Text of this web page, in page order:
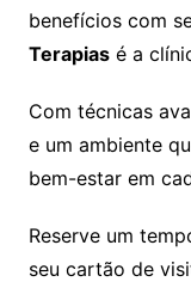
benefícios com
Terapiasé a
Com técnicas
e um ambiente
bem-estar em
Reserve um
seu cartão de